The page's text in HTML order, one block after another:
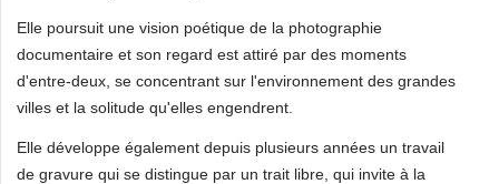
Elle poursuit une vision poétique de la photographie
documentaire et son regard est attiré par des moments
d'entre-deux, se concentrant sur l'environnement des grandes
villes et la solitude qu'elles engendrent.
Elle développe également depuis plusieurs années un travail
de gravure qui se distingue par un trait libre, qui invite à la